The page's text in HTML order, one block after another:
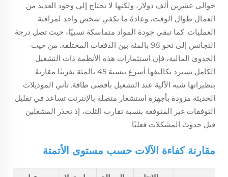
حوالي عشرين ألف دولار، ولكنها لا تحتاج إلى وجود العديد من
العمال طوال الوقت، وعادةً ما يكفي شخص واحد لمراقبة
العمليات. كما تبقى جودة المواد متماسكة نسبيًا، حيث تصل درجة
التجانس إلى نحو 98 بالمئة بين الدفعات المختلفة. من حيث
الجدوى المالية، فإن استثمارات هذه الأنظمة ذات التشغيل
الكامل تسترد تكاليفها أسرع بنسبة 45 بالمئة تقريبًا مقارنةً
بنظيراتها شبه الآلية عند التشغيل بأقصى طاقة. تأتي الموديلات
الحديثة مزودة بأجهزة استشعار متصلة بالإنترنت تساعد في تقليل
التوقفات غير المتوقعة بنسبة تقارب الثلث، إذ تحذر المشغلين
قبل حدوث المشكلات فعليًا.
مقارنة كفاءة الآلات حسب مستوى الأتمتة